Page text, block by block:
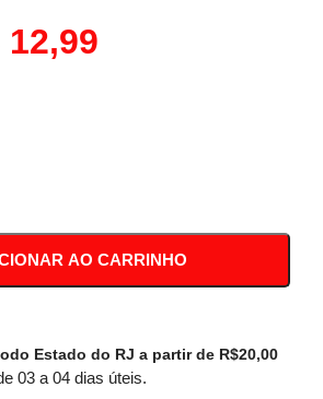
12,99
AO CARRINHO
Estado do RJ a partir de R$20,00
03 a 04 dias úteis.